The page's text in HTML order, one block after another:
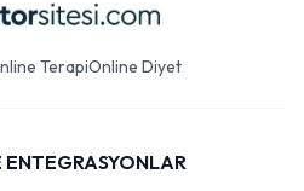
TerapiOnline Diyet
ENTEGRASYONLAR